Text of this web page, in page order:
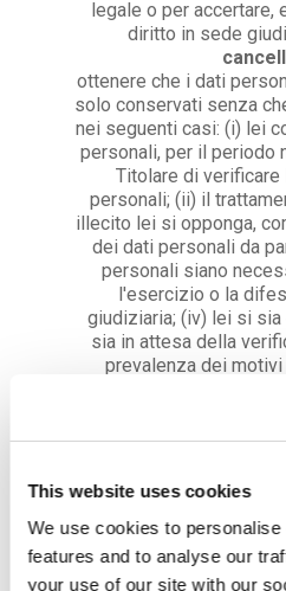
This website uses cookies
We use cookies to
features and to analyse our
your use of our site with our
legale o per accertare,
diritto in sede
ottenere che i dati
solo conservati senza
nei seguenti casi: (i) lei
personali, per il periodo
Titolare di
personali; (ii) il
illecito lei si opponga,
dei dati personali da
personali siano
l'esercizio o la
giudiziaria; (iv) lei si
sia in attesa della
prevalenza dei
presentare
attiene alla
ricevere in un formato
dispositivo
personali che la